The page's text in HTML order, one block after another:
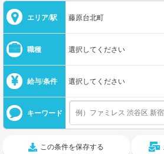
エリア/駅 藤原台北町
職種 選択してください
給与/条件 選択してください
キーワード
この条件を保存する